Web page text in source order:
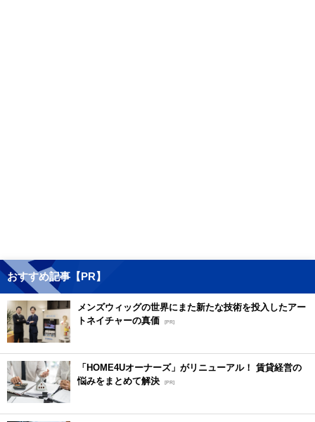
おすすめ記事【PR】
メンズウィッグの世界にまた新たな技術を投入したアー
トネイチャーの真価 [PR]
「HOME4Uオーナーズ」がリニューアル！ 賃貸経営の
悩みをまとめて解決 [PR]